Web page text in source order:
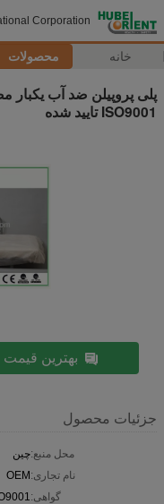
Corporation
خانه محصولات
پلی پروپیلن ضد آب
ISO9001 تایید شده
بهترین قیمت
جزئیات محصول
محل منبع:چین
نام تجاری:OEM
گواهی: